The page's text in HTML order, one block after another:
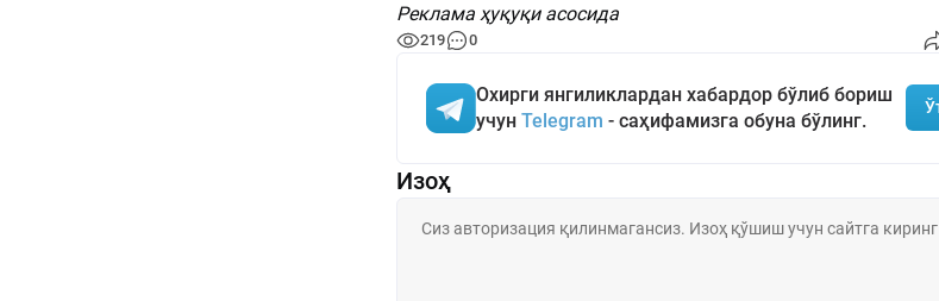
Реклама ҳуқуқи асосида
219 0
Охирги янгиликлардан хабардор бўлиб бориш
учун Telegram - саҳифамизга обуна бўлинг.
Изоҳ